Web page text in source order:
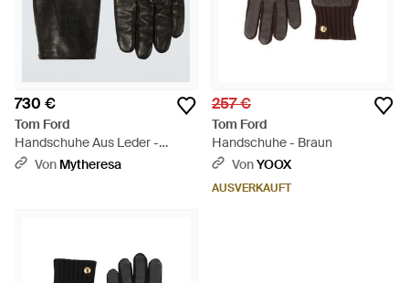
730 €
Tom Ford
Handschuhe Aus Leder -
Schwarz
Von Mytheresa
257 €
Tom Ford
Handschuhe - Braun
VonYOOX
AUSVERKAUFT